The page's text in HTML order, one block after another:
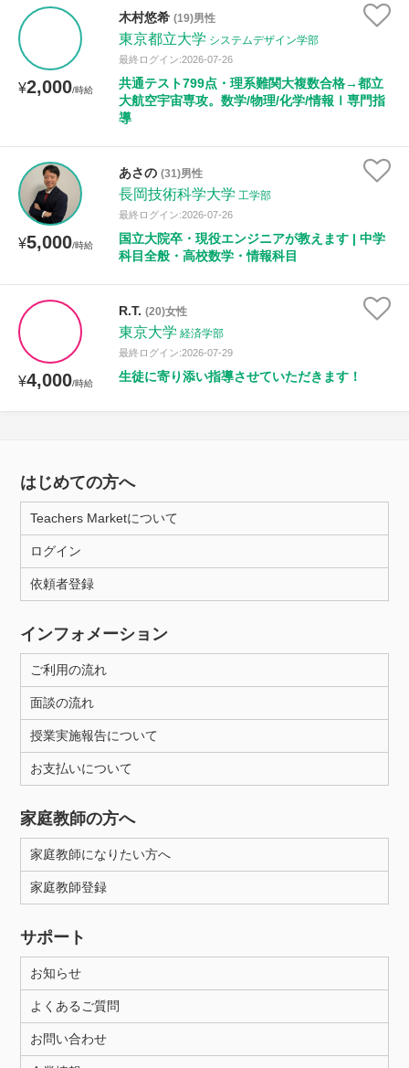
¥2,000/時給
木村悠希 (19)男性
東京都立大学 システムデザイン学部
最終ログイン:2026-07-26
共通テスト799点・理系難関大複数合格→都立
大航空宇宙専攻。数学/物理/化学/情報Ⅰ専門指
導
¥5,000/時給
あさの (31)男性
長岡技術科学大学 工学部
最終ログイン:2026-07-26
国立大院卒・現役エンジニアが教えます | 中学
科目全般・高校数学・情報科目
¥4,000/時給
R.T. (20)女性
東京大学 経済学部
最終ログイン:2026-07-29
生徒に寄り添い指導させていただきます！
はじめての方へ
Teachers Marketについて
ログイン
依頼者登録
インフォメーション
ご利用の流れ
面談の流れ
授業実施報告について
お支払いについて
家庭教師の方へ
家庭教師になりたい方へ
家庭教師登録
サポート
お知らせ
よくあるご質問
お問い合わせ